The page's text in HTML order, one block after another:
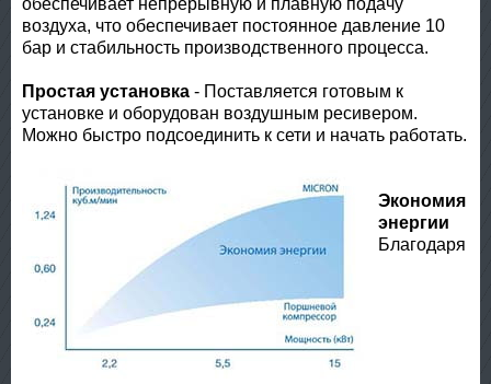
обеспечивает непрерывную и плавную подачу
воздуха, что обеспечивает постоянное давление 10
бар и стабильность производственного процесса.
Простая установка - Поставляется готовым к
установке и оборудован воздушным ресивером.
Можно быстро подсоединить к сети и начать работать.
Экономия
энергии
Благодаря